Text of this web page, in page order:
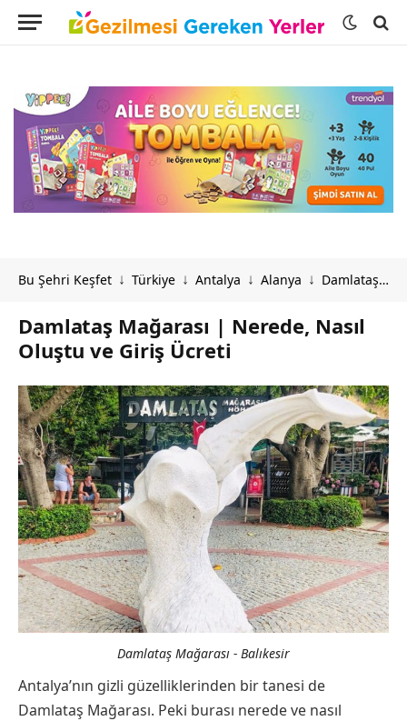
Bu Şehri Keşfet ↓ Türkiye ↓ Antalya ↓ Alanya ↓ Damlataş Mağarası | Nerede, Nasıl Oluştu ve Giriş Ücreti
Damlataş Mağarası | Nerede, Nasıl
Oluştu ve Giriş Ücreti
Damlataş Mağarası - Balıkesir
Antalya’nın gizli güzelliklerinden bir tanesi de
Damlataş Mağarası. Peki burası nerede ve nasıl